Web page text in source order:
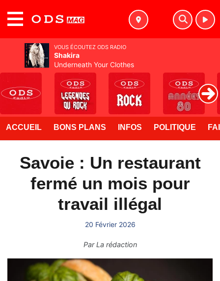
ACCUEIL BONS PLANS INFOS POLITIQUE
Savoie : Un restaurant
fermé un mois pour
travail illégal
20 Février 2026
ParLa rédaction
VOUS ÉCOUTEZ ODS RADIO
Shakira
Underneath Your Clothes